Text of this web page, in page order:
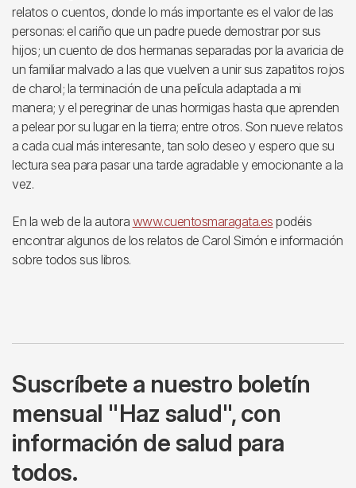
relatos o cuentos, donde lo más importante es el valor de las
personas: el cariño que un padre puede demostrar por sus
hijos; un cuento de dos hermanas separadas por la avaricia de
un familiar malvado a las que vuelven a unir sus zapatitos rojos
de charol; la terminación de una película adaptada a mi
manera; y el peregrinar de unas hormigas hasta que aprenden
a pelear por su lugar en la tierra; entre otros. Son nueve relatos
a cada cual más interesante, tan solo deseo y espero que su
lectura sea para pasar una tarde agradable y emocionante a la
vez.
En la web de la autora www.cuentosmaragata.es podéis
encontrar algunos de los relatos de Carol Simón e información
sobre todos sus libros.
Suscríbete a nuestro boletín
mensual "Haz salud", con
información de salud para
todos.